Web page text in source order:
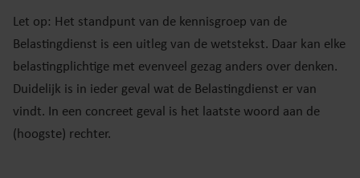
Let op: Het standpunt van de kennisgroep van de
Belastingdienst is een uitleg van de wetstekst. Daar kan elke
belastingplichtige met evenveel gezag anders over denken.
Duidelijk is in ieder geval wat de Belastingdienst er van
vindt. In een concreet geval is het laatste woord aan de
(hoogste) rechter.